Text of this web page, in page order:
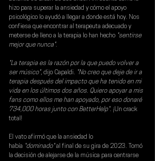
hizo para superar la ansiedad y cómo el apoyo
psicológico lo ayudó a llegar a donde está hoy. Nos
confiesa que encontrar al terapeuta adecuado y
meterse de lleno a la terapia lo han hecho "sentirse
mejor que nunca".
"La terapia es la razón por la que puedo volver a
ser músico", dijo Capaldi. "No creo que deje de ir a
terapia después del impacto que ha tenido en mi
vida en los últimos dos años. Quiero apoyar a mis
fans como ellos me han apoyado, por eso donaré
734,000 horas junto con BetterHelp". ¡Un crack
total!
El vato afirmó que la ansiedad lo
había "dominado" al final de su gira de 2023. Tomó
la decisión de alejarse de la música para centrarse